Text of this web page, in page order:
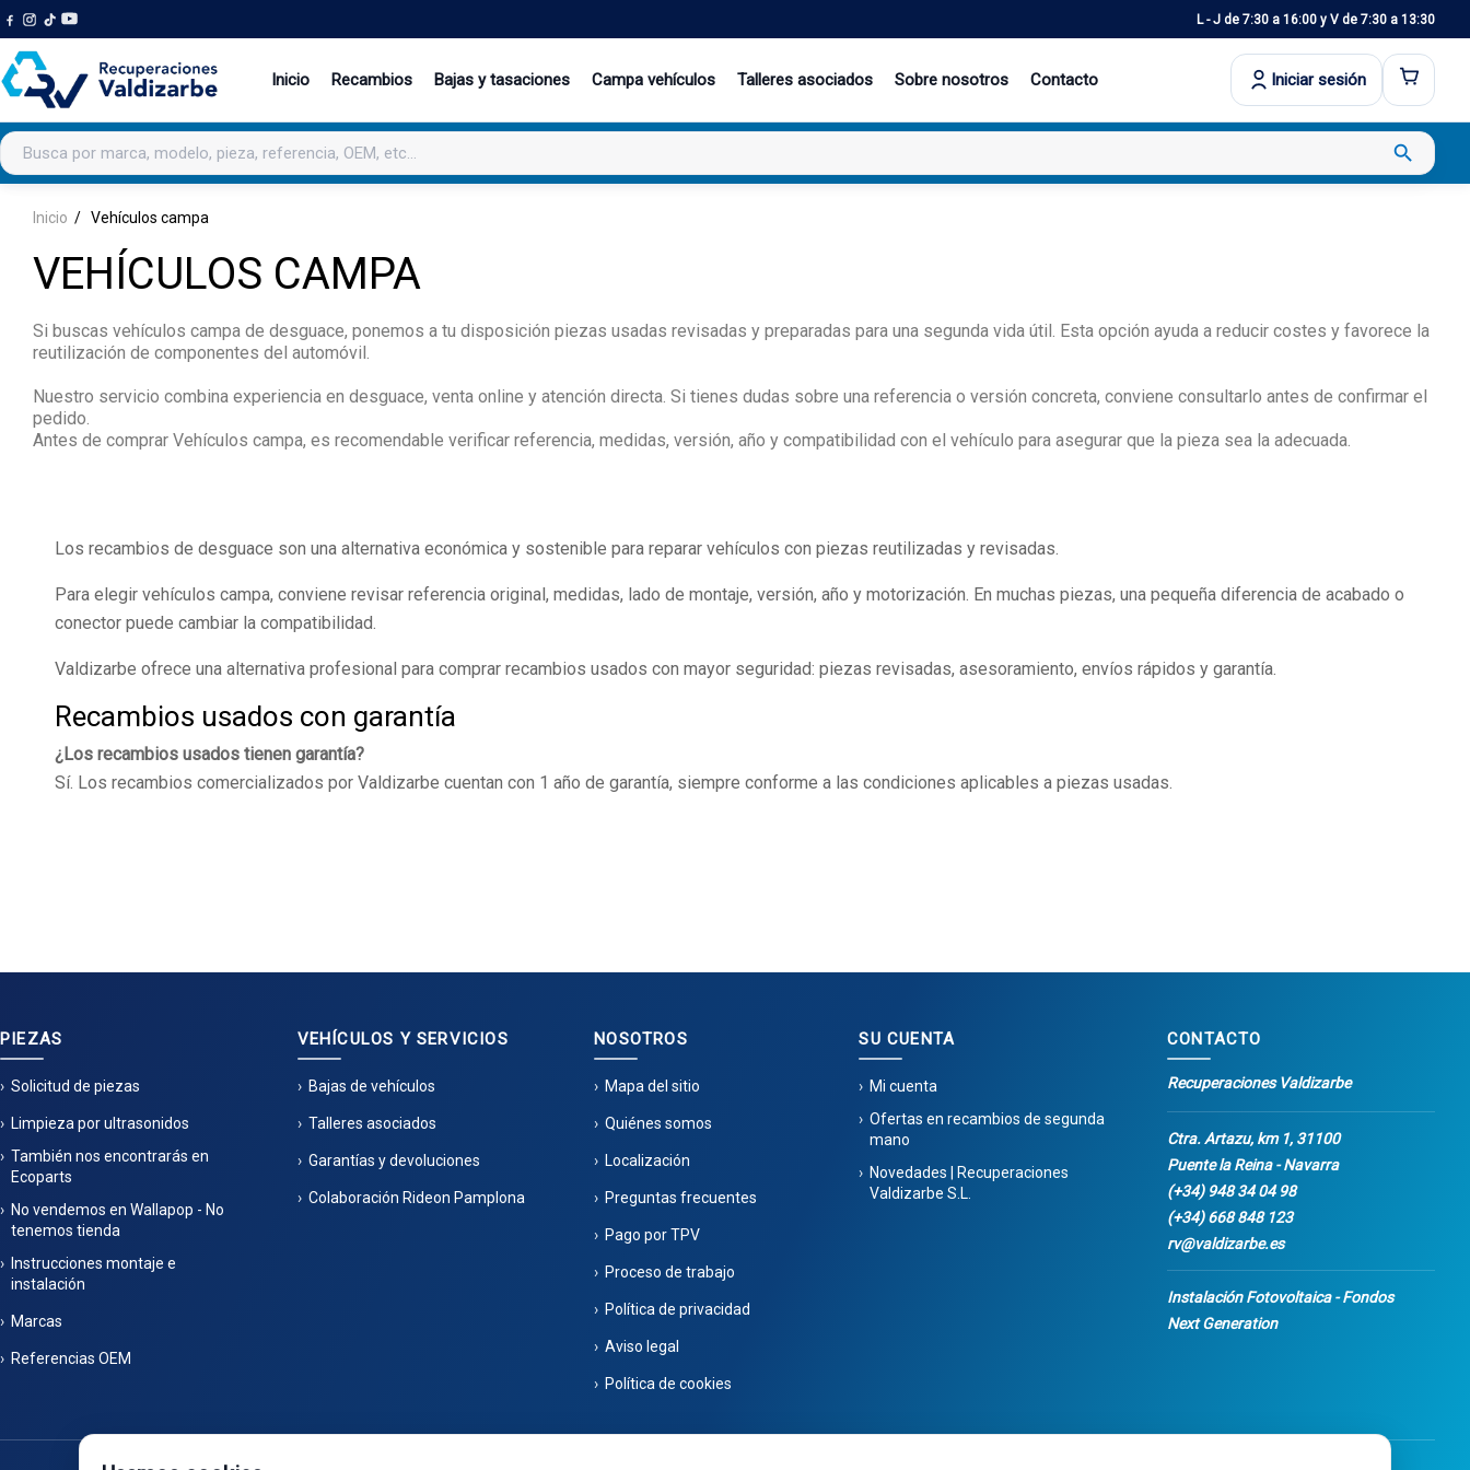
L - J de 7:30 a 16:00 y V de 7:30 a 13:30
Inicio Recambios Bajas y tasaciones Campa vehículos Talleres asociados Sobre nosotros Contacto Iniciar sesión
Buscar productos search
Inicio Vehículos campa
VEHÍCULOS CAMPA
Si buscas vehículos campa de desguace, ponemos a tu disposición piezas usadas revisadas y preparadas para una segunda vida útil. Esta opción ayuda a reducir costes y favorece la
reutilización de componentes del automóvil.
Nuestro servicio combina experiencia en desguace, venta online y atención directa. Si tienes dudas sobre una referencia o versión concreta, conviene consultarlo antes de confirmar el
pedido.
Antes de comprar Vehículos campa, es recomendable verificar referencia, medidas, versión, año y compatibilidad con el vehículo para asegurar que la pieza sea la adecuada.
Los recambios de desguace son una alternativa económica y sostenible para reparar vehículos con piezas reutilizadas y revisadas.
Para elegir vehículos campa, conviene revisar referencia original, medidas, lado de montaje, versión, año y motorización. En muchas piezas, una pequeña diferencia de acabado o
conector puede cambiar la compatibilidad.
Valdizarbe ofrece una alternativa profesional para comprar recambios usados con mayor seguridad: piezas revisadas, asesoramiento, envíos rápidos y garantía.
Recambios usados con garantía
¿Los recambios usados tienen garantía?
Sí. Los recambios comercializados por Valdizarbe cuentan con 1 año de garantía, siempre conforme a las condiciones aplicables a piezas usadas.
PIEZAS
Solicitud de piezas
Limpieza por ultrasonidos
También nos encontrarás en
Ecoparts
No vendemos en Wallapop - No
tenemos tienda
Instrucciones montaje e
instalación
Marcas
Referencias OEM
VEHÍCULOS Y SERVICIOS
Bajas de vehículos
Talleres asociados
Garantías y devoluciones
Colaboración Rideon Pamplona
NOSOTROS
Mapa del sitio
Quiénes somos
Localización
Preguntas frecuentes
Pago por TPV
Proceso de trabajo
Política de privacidad
Aviso legal
Política de cookies
SU CUENTA
Mi cuenta
Ofertas en recambios de segunda
mano
Novedades | Recuperaciones
Valdizarbe S.L.
CONTACTO
Recuperaciones Valdizarbe
Ctra. Artazu, km 1, 31100
Puente la Reina - Navarra
(+34) 948 34 04 98
(+34) 668 848 123
rv@valdizarbe.es
Instalación Fotovoltaica - Fondos
Next Generation